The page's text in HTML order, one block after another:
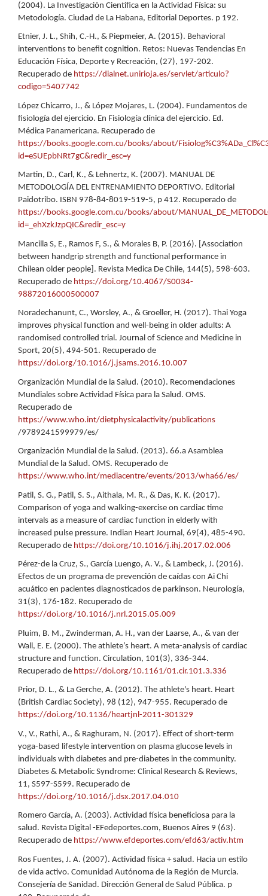
(2004). La Investigación Científica en la Actividad Física: su
Metodología. Ciudad de La Habana, Editorial Deportes. p 192.
Etnier, J. L., Shih, C.-H., & Piepmeier, A. (2015). Behavioral
interventions to benefit cognition. Retos: Nuevas Tendencias En
Educación Física, Deporte y Recreación, (27), 197-202.
Recuperado de https://dialnet.unirioja.es/servlet/articulo?
codigo=5407742
López Chicarro, J., & López Mojares, L. (2004). Fundamentos de
fisiología del ejercicio. En Fisiología clínica del ejercicio. Ed.
Médica Panamericana. Recuperado de
https://books.google.com.cu/books/about/
id=eSUEpbNRt7gC&redir_esc=y
Martin, D., Carl, K., & Lehnertz, K. (2007). MANUAL DE
METODOLOGÍA DEL ENTRENAMIENTO DEPORTIVO. Editorial
Paidotribo. ISBN 978-84-8019-519-5, p 412. Recuperado de
https://books.google.com.cu/books/about/
id=_ehXzkJzpQIC&redir_esc=y
Mancilla S, E., Ramos F, S., & Morales B, P. (2016). [Association
between handgrip strength and functional performance in
Chilean older people]. Revista Medica De Chile, 144(5), 598-603.
Recuperado de https://doi.org/10.4067/S0034-
98872016000500007
Noradechanunt, C., Worsley, A., & Groeller, H. (2017). Thai Yoga
improves physical function and well-being in older adults: A
randomised controlled trial. Journal of Science and Medicine in
Sport, 20(5), 494-501. Recuperado de
https://doi.org/10.1016/j.jsams.2016.10.007
Organización Mundial de la Salud. (2010). Recomendaciones
Mundiales sobre Actividad Física para la Salud. OMS.
Recuperado de
https://www.who.int/dietphysicalactivity/publications
/9789241599979/es/
Organización Mundial de la Salud. (2013). 66.a Asamblea
Mundial de la Salud. OMS. Recuperado de
https://www.who.int/mediacentre/events/2013/wha66/es/
Patil, S. G., Patil, S. S., Aithala, M. R., & Das, K. K. (2017).
Comparison of yoga and walking-exercise on cardiac time
intervals as a measure of cardiac function in elderly with
increased pulse pressure. Indian Heart Journal, 69(4), 485-490.
Recuperado de https://doi.org/10.1016/j.ihj.2017.02.006
Pérez-de la Cruz, S., García Luengo, A. V., & Lambeck, J. (2016).
Efectos de un programa de prevención de caídas con Ai Chi
acuático en pacientes diagnosticados de parkinson. Neurología,
31(3), 176-182. Recuperado de
https://doi.org/10.1016/j.nrl.2015.05.009
Pluim, B. M., Zwinderman, A. H., van der Laarse, A., & van der
Wall, E. E. (2000). The athlete’s heart. A meta-analysis of cardiac
structure and function. Circulation, 101(3), 336-344.
Recuperado de https://doi.org/10.1161/01.cir.101.3.336
Prior, D. L., & La Gerche, A. (2012). The athlete's heart. Heart
(British Cardiac Society), 98 (12), 947-955. Recuperado de
https://doi.org/10.1136/heartjnl-2011-301329
V., V., Rathi, A., & Raghuram, N. (2017). Effect of short-term
yoga-based lifestyle intervention on plasma glucose levels in
individuals with diabetes and pre-diabetes in the community.
Diabetes & Metabolic Syndrome: Clinical Research & Reviews,
11, S597-S599. Recuperado de
https://doi.org/10.1016/j.dsx.2017.04.010
Romero García, A. (2003). Actividad física beneficiosa para la
salud. Revista Digital -EFedeportes.com, Buenos Aires 9 (63).
Recuperado de https://www.efdeportes.com/efd63/activ.htm
Ros Fuentes, J. A. (2007). Actividad física + salud. Hacia un estilo
de vida activo. Comunidad Autónoma de la Región de Murcia.
Consejería de Sanidad. Dirección General de Salud Pública. p